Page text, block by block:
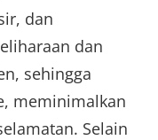
dan
dan
sehingga
meminimalkan
Selain